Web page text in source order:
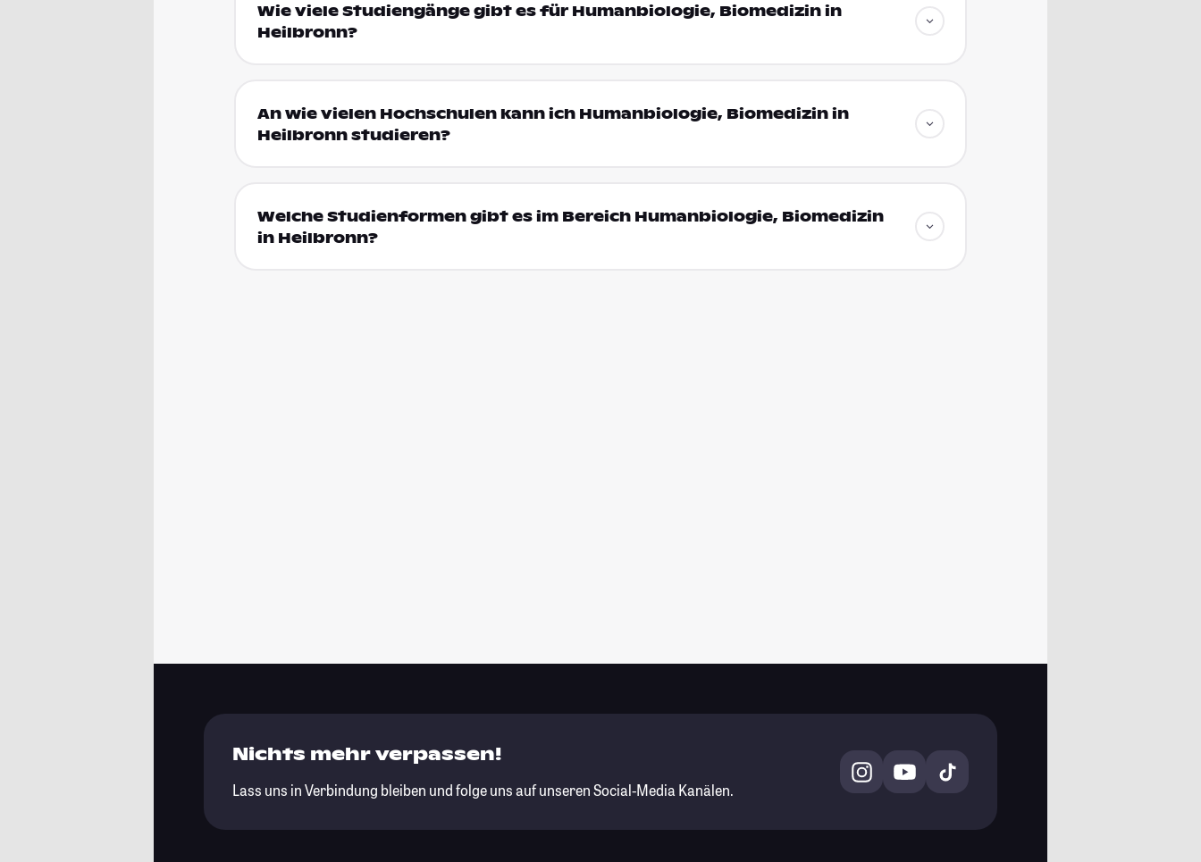
Wie viele Studiengänge gibt es für Humanbiologie, Biomedizin in
Heilbronn?
An wie vielen Hochschulen kann ich Humanbiologie, Biomedizin in
Heilbronn studieren?
Welche Studienformen gibt es im Bereich Humanbiologie, Biomedizin
in Heilbronn?
Nichts mehr verpassen!
Lass uns in Verbindung bleiben und folge uns auf unseren Social-Media Kanälen.